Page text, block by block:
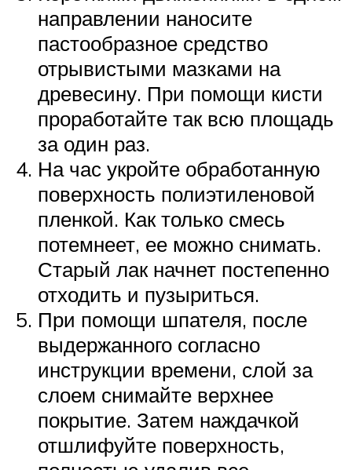
направлении наносите
пастообразное средство
отрывистыми мазками на
древесину. При помощи кисти
проработайте так всю площадь
за один раз.
На час укройте обработанную
поверхность полиэтиленовой
пленкой. Как только смесь
потемнеет, ее можно снимать.
Старый лак начнет постепенно
отходить и пузыриться.
При помощи шпателя, после
выдержанного согласно
инструкции времени, слой за
слоем снимайте верхнее
покрытие. Затем наждачкой
отшлифуйте поверхность,